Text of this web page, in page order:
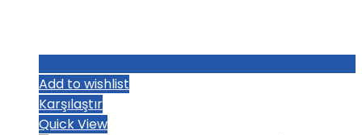
Add to wishlist
Karşılaştır
Quick View